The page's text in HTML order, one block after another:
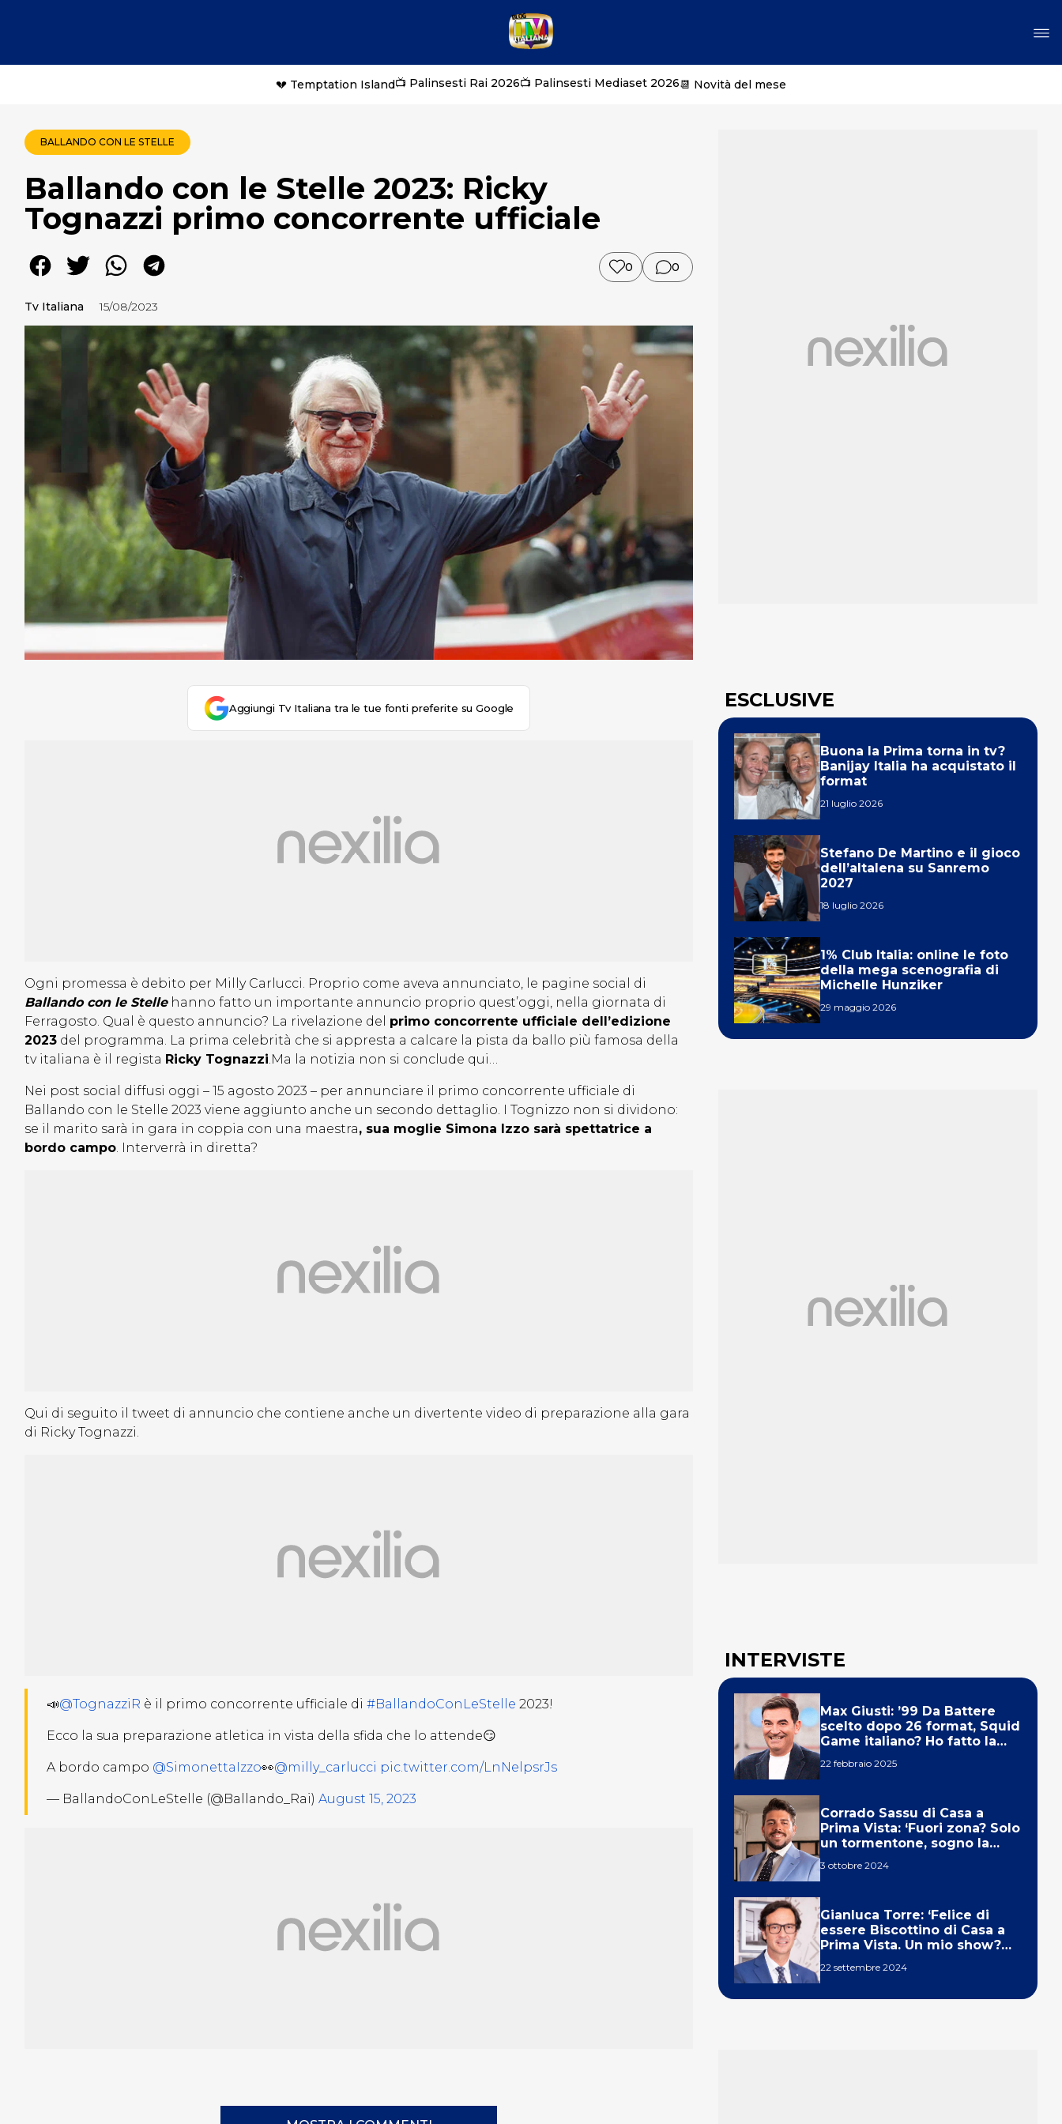
💔 Temptation Island📺 Palinsesti Rai 2026📺 Palinsesti Mediaset 2026📆 Novità del mese
BALLANDO CON LE STELLE
Ballando con le Stelle 2023: Ricky
Tognazzi primo concorrente ufficiale
0 0
Tv Italiana 15/08/2023
Aggiungi Tv Italiana tra le tue fonti preferite su Google
Ogni promessa è debito per Milly Carlucci. Proprio come aveva annunciato, le pagine social di
Ballando con le Stellehanno fatto un importante annuncio proprio quest’oggi, nella giornata di
Ferragosto. Qual è questo annuncio? La rivelazione del primo concorrente ufficiale dell’edizione
2023 del programma. La prima celebrità che si appresta a calcare la pista da ballo più famosa della
tv italiana è il regista Ricky Tognazzi.Ma la notizia non si conclude qui…
Nei post social diffusi oggi – 15 agosto 2023 – per annunciare il primo concorrente ufficiale di
Ballando con le Stelle 2023 viene aggiunto anche un secondo dettaglio. I Tognizzo non si dividono:
se il marito sarà in gara in coppia con una maestra, sua moglie Simona Izzo sarà spettatrice a
bordo campo. Interverrà in diretta?
Qui di seguito il tweet di annuncio che contiene anche un divertente video di preparazione alla gara
di Ricky Tognazzi.
📣@TognazziR è il primo concorrente ufficiale di #BallandoConLeStelle 2023!
Ecco la sua preparazione atletica in vista della sfida che lo attende😏
A bordo campo @SimonettaIzzo👀@milly_carlucci pic.twitter.com/LnNelpsrJs
— BallandoConLeStelle (@Ballando_Rai) August 15, 2023
ESCLUSIVE
Buona la Prima torna in tv?
Banijay Italia ha acquistato il
format
21 luglio 2026
Stefano De Martino e il gioco
dell’altalena su Sanremo
2027
18 luglio 2026
1% Club Italia: online le foto
della mega scenografia di
Michelle Hunziker
29 maggio 2026
INTERVISTE
Max Giusti: ’99 Da Battere
scelto dopo 26 format, Squid
Game italiano? Ho fatto la
22 febbraio 2025
Corrado Sassu di Casa a
Prima Vista: ‘Fuori zona? Solo
un tormentone, sogno la
3 ottobre 2024
Gianluca Torre: ‘Felice di
essere Biscottino di Casa a
Prima Vista. Un mio show?
22 settembre 2024